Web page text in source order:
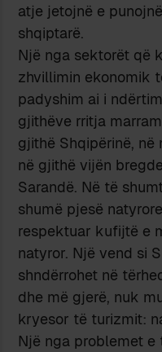
atje jetojnë e
shqiptarë.
Një nga sektorët që
zhvillimin ekonomik
padyshim ai i
gjithëve rritja
gjithë Shqipërinë, në
në gjithë vijën
Sarandë. Në të
shumë pjesë
respektuar kufijtë e
natyror. Një vend si
shndërrohet në
dhe më gjerë, nuk
kryesor të turizmit:
Një nga problemet e